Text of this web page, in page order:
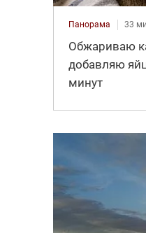
Панорама 33
Обжариваю
добавляю
минут